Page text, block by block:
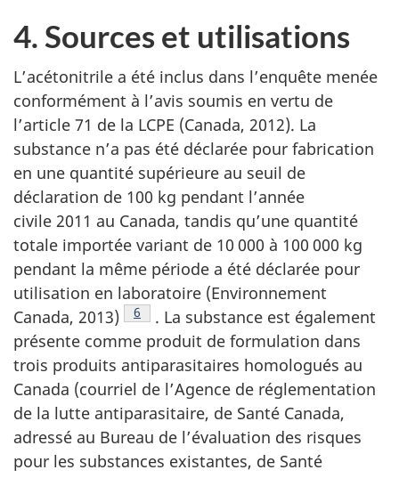
4. Sources et utilisations
L’acétonitrile a été inclus dans l’enquête menée
conformément à l’avis soumis en vertu de
l’article 71 de la LCPE (Canada, 2012). La
substance n’a pas été déclarée pour fabrication
en une quantité supérieure au seuil de
déclaration de 100 kg pendant l’année
civile 2011 au Canada, tandis qu’une quantité
totale importée variant de 10 000 à 100 000 kg
pendant la même période a été déclarée pour
utilisation en laboratoire (Environnement
Canada, 2013)
Note de bas de page
6
. La substance est également
présente comme produit de formulation dans
trois produits antiparasitaires homologués au
Canada (courriel de l’Agence de réglementation
de la lutte antiparasitaire, de Santé Canada,
adressé au Bureau de l’évaluation des risques
pour les substances existantes, de Santé